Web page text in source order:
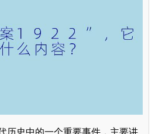
历史中的一个重要事件，主要讲